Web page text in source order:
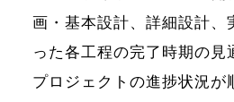
画・基本設計、詳細設計、
った各工程の完了時期の見
プロジェクトの進捗状況が